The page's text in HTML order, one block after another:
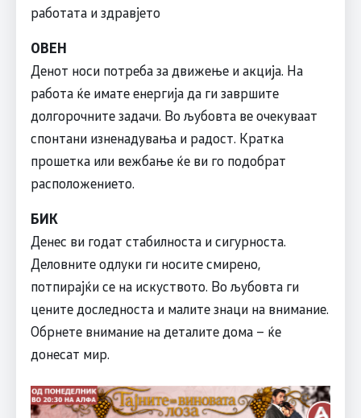
работата и здравјето
ОВЕН
Денот носи потреба за движење и акција. На
работа ќе имате енергија да ги завршите
долгорочните задачи. Во љубовта ве очекуваат
спонтани изненадувања и радост. Кратка
прошетка или вежбање ќе ви го подобрат
расположението.
БИК
Денес ви годат стабилноста и сигурноста.
Деловните одлуки ги носите смирено,
потпирајќи се на искуството. Во љубовта ги
цените доследноста и малите знаци на внимание.
Обрнете внимание на деталите дома – ќе
донесат мир.